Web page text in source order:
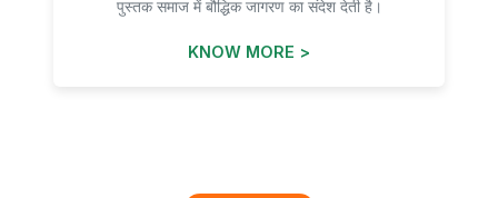
पुस्तक समाज में बौद्धिक जागरण का संदेश देती है।
KNOW MORE >